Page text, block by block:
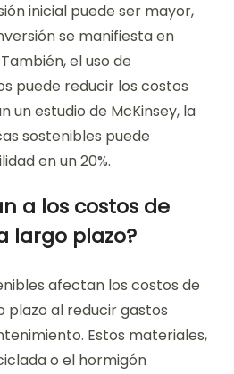
inicial puede ser mayor,
se manifiesta en
el uso de
puede reducir los costos
un estudio de McKinsey, la
sostenibles puede
en un 20%.
a los costos de
largo plazo?
afectan los costos de
plazo al reducir gastos
Estos materiales,
o el hormigón